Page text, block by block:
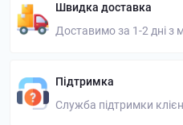
Швидка доставка
Доставимо за 1-2 дні з
Підтримка
Служба підтримки